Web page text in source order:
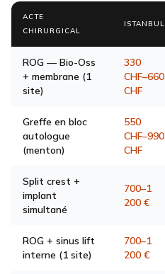
ACTE
CHIRURGICAL
ISTANBUL
ROG — Bio-Oss
+ membrane (1
site)
330
CHF–660
CHF
Greffe en bloc
autologue
(menton)
550
CHF–990
CHF
Split crest +
implant
simultané
700–1
200 €
ROG + sinus lift
interne (1 site)
700–1
200 €